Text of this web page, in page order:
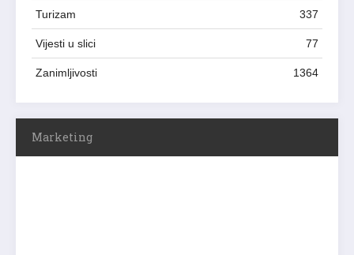
Turizam 337
Vijesti u slici 77
Zanimljivosti 1364
Marketing